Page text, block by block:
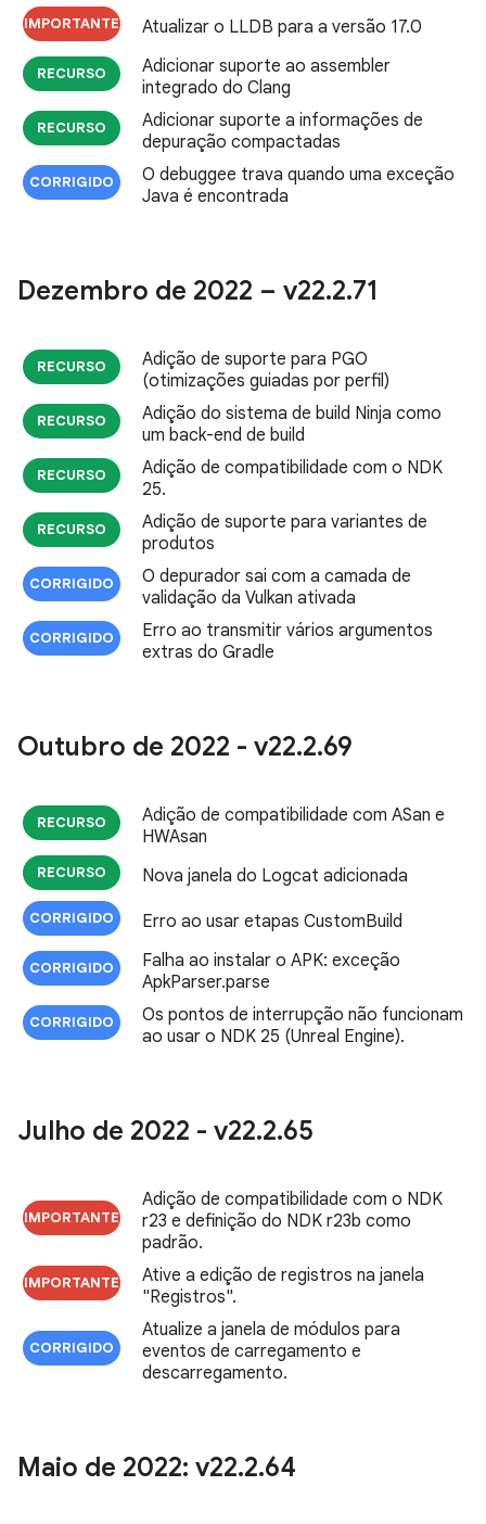
IMPORTANTE Atualizar o LLDB para a versão 17.0
RECURSO
Adicionar suporte ao assembler
integrado do Clang
RECURSO
Adicionar suporte a informações de
depuração compactadas
CORRIGIDO
O debuggee trava quando uma exceção
Java é encontrada
Dezembro de 2022 – v22.2.71
RECURSO
Adição de suporte para PGO
(otimizações guiadas por perfil)
RECURSO
Adição do sistema de build Ninja como
um back-end de build
RECURSO
Adição de compatibilidade com o NDK
25.
RECURSO
Adição de suporte para variantes de
produtos
CORRIGIDO
O depurador sai com a camada de
validação da Vulkan ativada
CORRIGIDO
Erro ao transmitir vários argumentos
extras do Gradle
Outubro de 2022 - v22.2.69
RECURSO
Adição de compatibilidade com ASan e
HWAsan
RECURSO Nova janela do Logcat adicionada
CORRIGIDO Erro ao usar etapas CustomBuild
CORRIGIDO
Falha ao instalar o APK: exceção
ApkParser.parse
CORRIGIDO
Os pontos de interrupção não funcionam
ao usar o NDK 25 (Unreal Engine).
Julho de 2022 - v22.2.65
IMPORTANTE
Adição de compatibilidade com o NDK
r23 e definição do NDK r23b como
padrão.
IMPORTANTE
Ative a edição de registros na janela
"Registros".
CORRIGIDO
Atualize a janela de módulos para
eventos de carregamento e
descarregamento.
Maio de 2022: v22.2.64